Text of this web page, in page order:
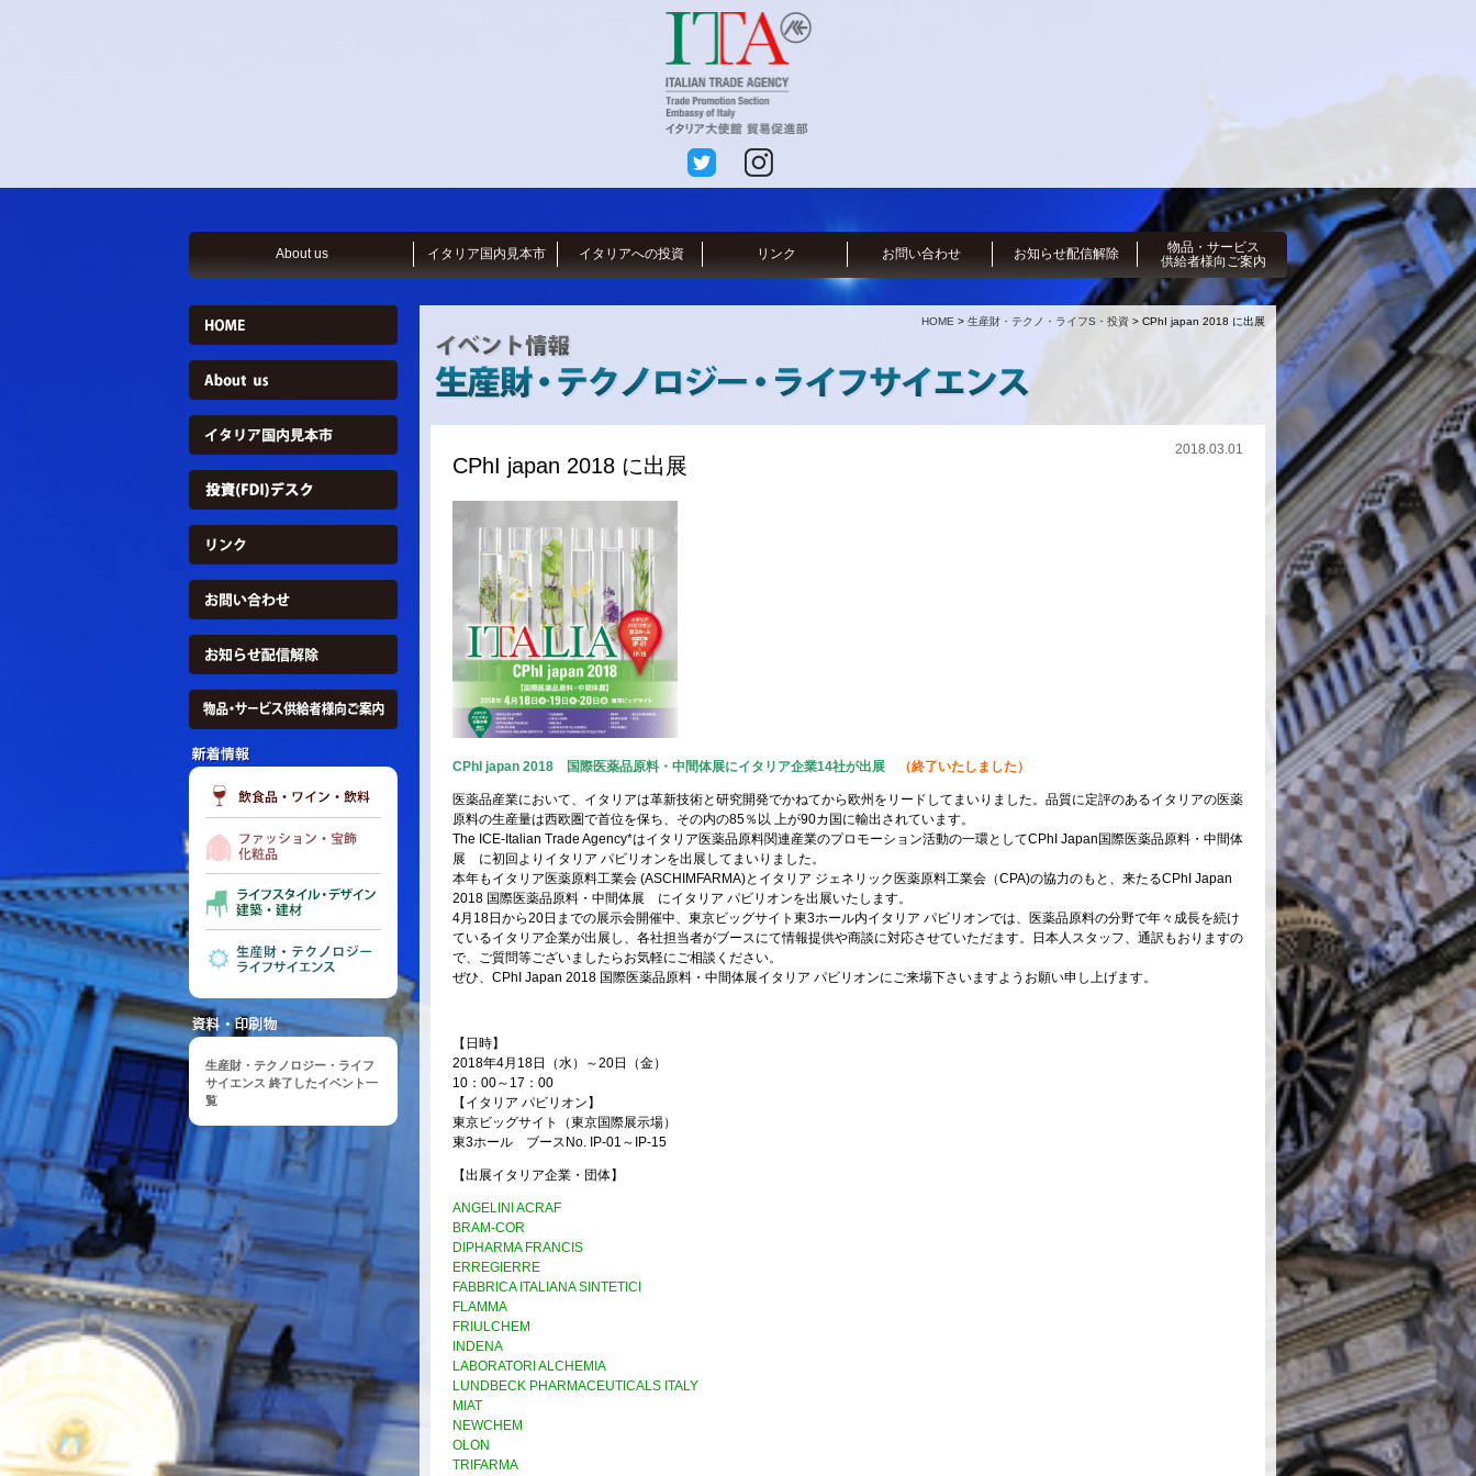
About us イタリア国内見本市 イタリアへの投資 リンク お問い合わせ お知らせ配信解除
物品・サービス
供給者様向ご案内
生産財・テクノロジー・ライフ
サイエンス 終了したイベント一
覧
HOME > 生産財・テクノ・ライフS・投資 > CPhI japan 2018 に出展
CPhI japan 2018 に出展
2018.03.01
CPhI japan 2018 国際医薬品原料・中間体展にイタリア企業14社が出展 （終了いたしました）
医薬品産業において、イタリアは革新技術と研究開発でかねてから欧州をリードしてまいりました。品質に定評のあるイタリアの医薬
原料の生産量は西欧圏で首位を保ち、その内の85％以 上が90カ国に輸出されています。
The ICE-Italian Trade Agency*はイタリア医薬品原料関連産業のプロモーション活動の一環としてCPhI Japan国際医薬品原料・中間体
展 に初回よりイタリア パビリオンを出展してまいりました。
本年もイタリア医薬原料工業会 (ASCHIMFARMA)とイタリア ジェネリック医薬原料工業会（CPA)の協力のもと、来たるCPhI Japan
2018 国際医薬品原料・中間体展 にイタリア パビリオンを出展いたします。
4月18日から20日までの展示会開催中、東京ビッグサイト東3ホール内イタリア パビリオンでは、医薬品原料の分野で年々成長を続け
ているイタリア企業が出展し、各社担当者がブースにて情報提供や商談に対応させていただます。日本人スタッフ、通訳もおりますの
で、ご質問等ございましたらお気軽にご相談ください。
ぜひ、CPhI Japan 2018 国際医薬品原料・中間体展イタリア パビリオンにご来場下さいますようお願い申し上げます。
【日時】
2018年4月18日（水）～20日（金）
10：00～17：00
【イタリア パビリオン】
東京ビッグサイト（東京国際展示場）
東3ホール ブースNo. IP-01～IP-15
【出展イタリア企業・団体】
ANGELINI ACRAF
BRAM-COR
DIPHARMA FRANCIS
ERREGIERRE
FABBRICA ITALIANA SINTETICI
FLAMMA
FRIULCHEM
INDENA
LABORATORI ALCHEMIA
LUNDBECK PHARMACEUTICALS ITALY
MIAT
NEWCHEM
OLON
TRIFARMA